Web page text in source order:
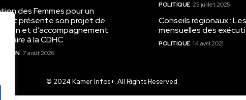
des Femmes pour un
présente son projet de
et d’accompagnement
à la CDHC
7 août 2026
POLITIQUE 25 juillet 2025
Conseils régionaux :
mensuelles des
POLITIQUE 14 avril 2021
© 2024 Kamer Infos+. All Rights Reserved.